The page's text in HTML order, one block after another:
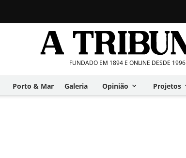
FUNDADO EM 1894 E ONLINE DESDE 1996
Porto & Mar Galeria Opinião Projetos